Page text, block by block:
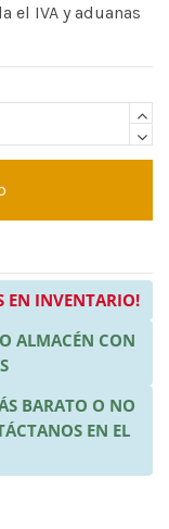
el IVA y aduanas
EN INVENTARIO!
ALMACÉN CON
BARATO O NO
EN EL